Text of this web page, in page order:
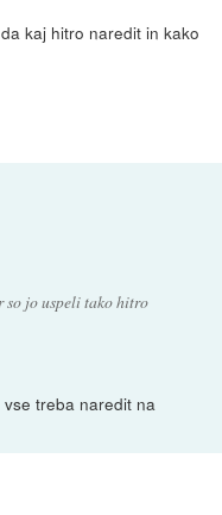
kaj hitro naredit in kako
so jo uspeli tako hitro
treba naredit na